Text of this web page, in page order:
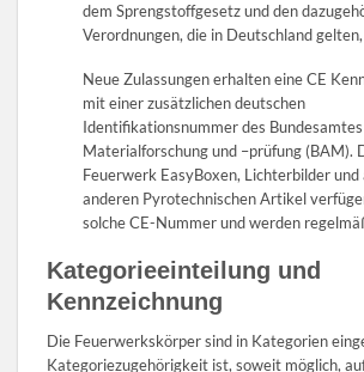
dem Sprengstoffgesetz und den
Verordnungen, die in Deutschland
Neue Zulassungen erhalten eine CE
mit einer zusätzlichen deutschen
Identifikationsnummer des
Materialforschung und –prüfung (BAM).
Feuerwerk EasyBoxen, Lichterbilder und
anderen Pyrotechnischen Artikel
solche CE-Nummer und werden
Kategorieeinteilung und
Kennzeichnung
Die Feuerwerkskörper sind in Kategorien
Kategoriezugehörigkeit ist, soweit möglich,